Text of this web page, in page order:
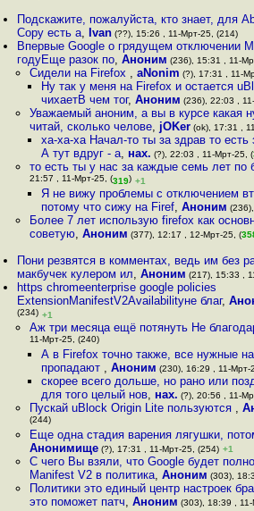
Подскажите, пожалуйста, кто знает, для
Copy есть а, Ivan (??), 15:26 , 11-Мрт-25, (214)
Впервые Google о грядущем отключении
годуЕще разок по,Аноним (236), 15:31 , 11-
Сидели на Firefox , aNonim (?), 17:31 , 11-
Ну так у меня на Firefox и остается
чихаетВ чем тог, Аноним (236), 22:03 ,
Уважаемый аноним, а вы в курсе какая
читай, сколько челове, jOKer(ok), 17:31 ,
ха-ха-ха Начал-то ты за здрав то есть
А тут вдруг - а, нах. (?), 22:03 , 11-Мрт-25, (
то есть ты у нас за каждые семь лет по
21:57 , 11-Мрт-25, (319) +1
Я не вижу проблемы с отключением
потому что сижу на Firef, Аноним
Более 7 лет использую firefox как
советую, Аноним (377), 12:17 , 12-Мрт-25, (
Пони резвятся в комментах, ведь им без
макбучек кулером ил,Аноним (217), 15:33 ,
https chromeenterprise google policies
ExtensionManifestV2Availabilityне благ,
(234) +1
Аж три месяца ещё потянуть Не
11-Мрт-25, (240)
А в Firefox точно также, все нужные
пропадают , Аноним (230), 16:29 , 11-Мрт-
скорее всего дольше, но рано или
для того целый нов, нах. (?), 20:56 , 11-
Пускай uBlock Origin Lite пользуются ,
(244)
Еще одна стадия варения лягушки,
Анонимище(?), 17:31 , 11-Мрт-25, (254) +1
С чего Вы взяли, что Google будет
Manifest V2 в политика, Аноним (303),
Политики это единый центр настроек
это поможет патч, Аноним (303), 18:39 ,